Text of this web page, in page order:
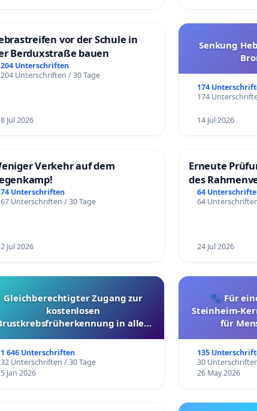
vor der Schule in
Berduxstraße bauen
204 Unterschriften
204 Unterschriften / 30 Tage
8 Jul 2026
Senkung
174
174
14 Jul 2026
Verkehr auf dem
74 Unterschriften
67 Unterschriften / 30 Tage
2 Jul 2026
Erneute
des
64
64
24 Jul 2026
Gleichberechtigter Zugang zur
kostenlosen
in allen
1 646 Unterschriften
32 Unterschriften / 30 Tage
5 Jan 2026
🐾 Für
Steinheim-
für
135
30
26 May 2026